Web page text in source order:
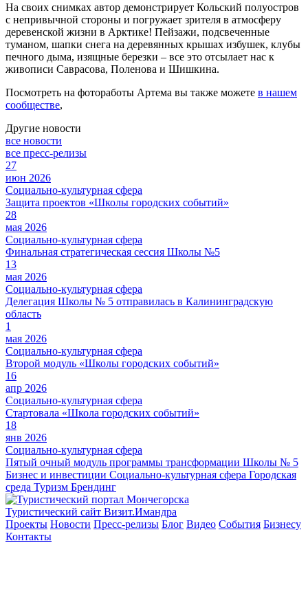
На своих снимках автор демонстрирует Кольский полуостров
с непривычной стороны и погружает зрителя в атмосферу
деревенской жизни в Арктике! Пейзажи, подсвеченные
туманом, шапки снега на деревянных крышах избушек, клубы
печного дыма, изящные березки – все это отсылает нас к
живописи Саврасова, Поленова и Шишкина.
Посмотреть на фотоработы Артема вы также можете в нашем
сообществе,
Другие новости
все новости
все пресс-релизы
27
июн 2026
Социально-культурная сфера
Защита проектов «Школы городских событий»
28
мая 2026
Социально-культурная сфера
Финальная стратегическая сессия Школы №5
13
мая 2026
Социально-культурная сфера
Делегация Школы № 5 отправилась в Калининградскую
область
1
мая 2026
Социально-культурная сфера
Второй модуль «Школы городских событий»
16
апр 2026
Социально-культурная сфера
Стартовала «Школа городских событий»
18
янв 2026
Социально-культурная сфера
Пятый очный модуль программы трансформации Школы № 5
Бизнес и инвестиции Социально-культурная сфера Городская
среда Туризм Брендинг
Туристический сайт Визит.Имандра
Проекты Новости Пресс-релизы Блог Видео События Бизнесу
Контакты